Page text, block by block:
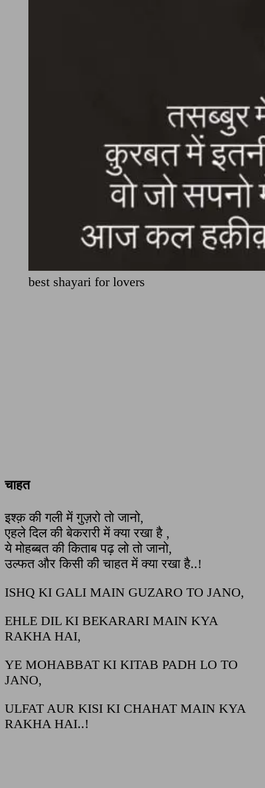
best shayari for lovers
चाहत
इश्क़ की गली में गुज़रो तो जानो,
एहले दिल की बेकरारी में क्या रखा है ,
ये मोहब्बत की किताब पढ़ लो तो जानो,
उल्फत और किसी की चाहत में क्या रखा है..!
ISHQ KI GALI MAIN GUZARO TO JANO,
EHLE DIL KI BEKARARI MAIN KYA
RAKHA HAI,
YE MOHABBAT KI KITAB PADH LO TO
JANO,
ULFAT AUR KISI KI CHAHAT MAIN KYA
RAKHA HAI..!